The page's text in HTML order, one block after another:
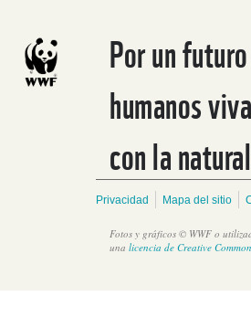
Por un
humanos
con la
Privacidad Mapa del sitio
Fotos y gráficos © WWF o
una licencia de Creative